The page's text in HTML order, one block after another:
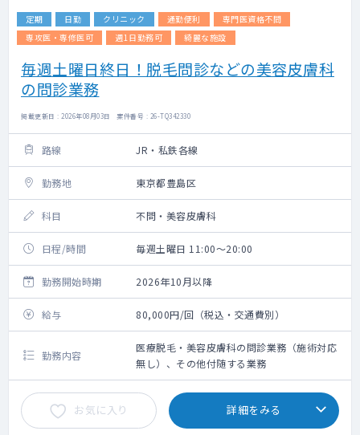
定期 日勤 クリニック 通勤便利
専門医資格不問
専攻医・専修医可
週1日勤務可 綺麗な施設
毎週土曜日終日！脱毛問診などの美容皮膚科
の問診業務
掲載更新日 : 2026年08月03日 案件番号 : 26-TQ342330
路線 JR・私鉄各線
勤務地 東京都豊島区
科目 不問・美容皮膚科
日程/時間 毎週土曜日 11:00～20:00
勤務開始時期 2026年10月以降
給与 80,000円/回（税込・交通費別）
勤務内容
医療脱毛・美容皮膚科の問診業務（施術対応
無し）、その他付随する業務
お気に入り 詳細をみる